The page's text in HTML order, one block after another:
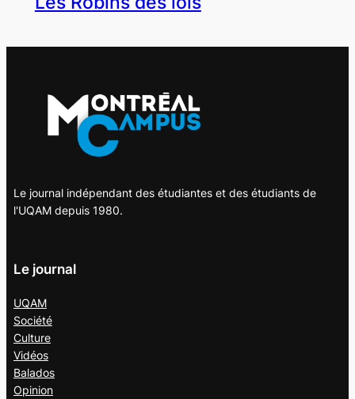
Le journal indépendant des étudiantes et des étudiants de
l'UQAM depuis 1980.
Le journal
UQAM
Société
Culture
Vidéos
Balados
Opinion